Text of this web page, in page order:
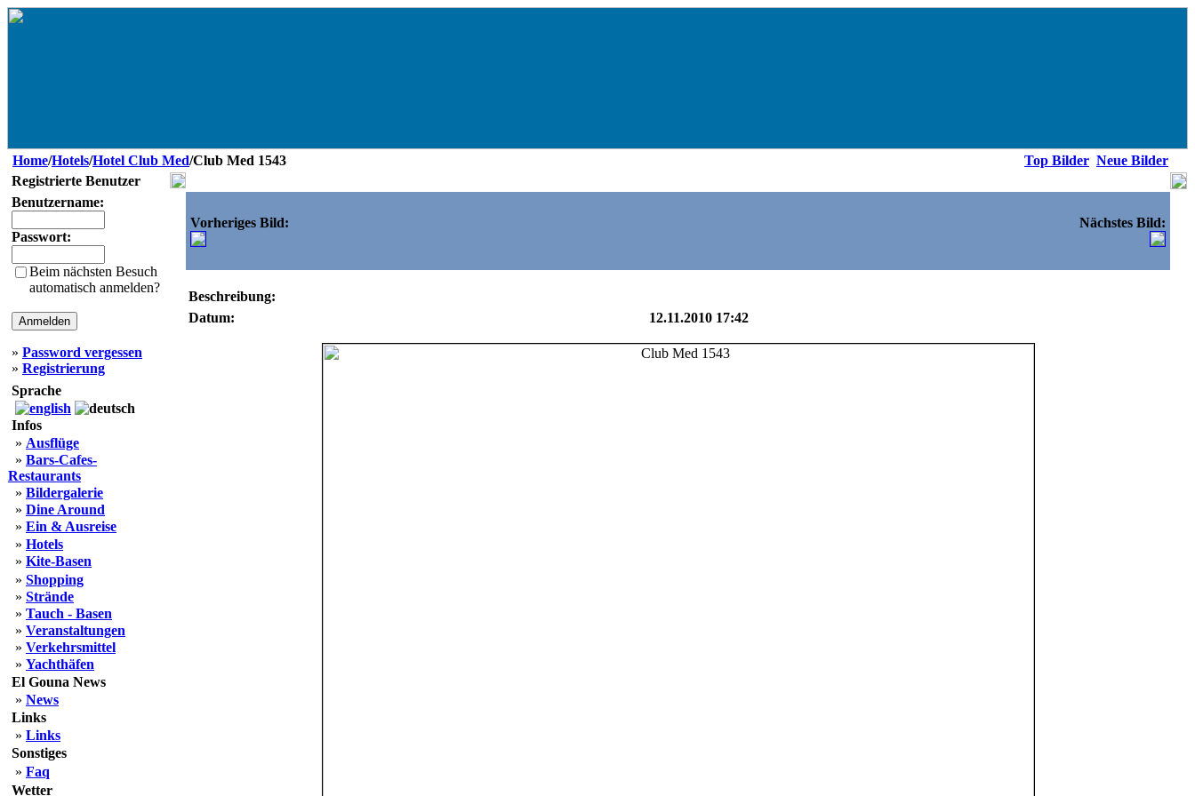
Home/Hotels/Hotel Club Med/Club Med 1543 Top Bilder Neue Bilder
Registrierte Benutzer
Benutzername:
Passwort:
Beim nächsten Besuch
automatisch anmelden?
» Password vergessen
» Registrierung
Sprache
Infos
» Ausflüge
» Bars-Cafes-
Restaurants
» Bildergalerie
» Dine Around
» Ein & Ausreise
» Hotels
» Kite-Basen
» Shopping
» Strände
» Tauch - Basen
» Veranstaltungen
» Verkehrsmittel
» Yachthäfen
El Gouna News
» News
Links
» Links
Sonstiges
» Faq
Wetter
Vorheriges Bild: Nächstes Bild:
Beschreibung:
Datum:
12.11.2010 17:42